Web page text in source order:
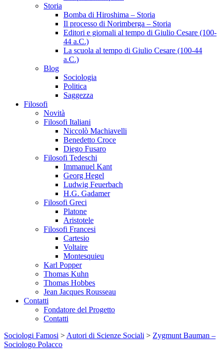
Storia
Bomba di Hiroshima – Storia
Il processo di Norimberga – Storia
Editori e giornali al tempo di Giulio Cesare (100-
44 a.C.)
La scuola al tempo di Giulio Cesare (100-44
a.C.)
Blog
Sociologia
Politica
Saggezza
Filosofi
Novità
Filosofi Italiani
Niccolò Machiavelli
Benedetto Croce
Diego Fusaro
Filosofi Tedeschi
Immanuel Kant
Georg Hegel
Ludwig Feuerbach
H.G. Gadamer
Filosofi Greci
Platone
Aristotele
Filosofi Francesi
Cartesio
Voltaire
Montesquieu
Karl Popper
Thomas Kuhn
Thomas Hobbes
Jean Jacques Rousseau
Contatti
Fondatore del Progetto
Contatti
Sociologi Famosi > Autori di Scienze Sociali > Zygmunt Bauman –
Sociologo Polacco